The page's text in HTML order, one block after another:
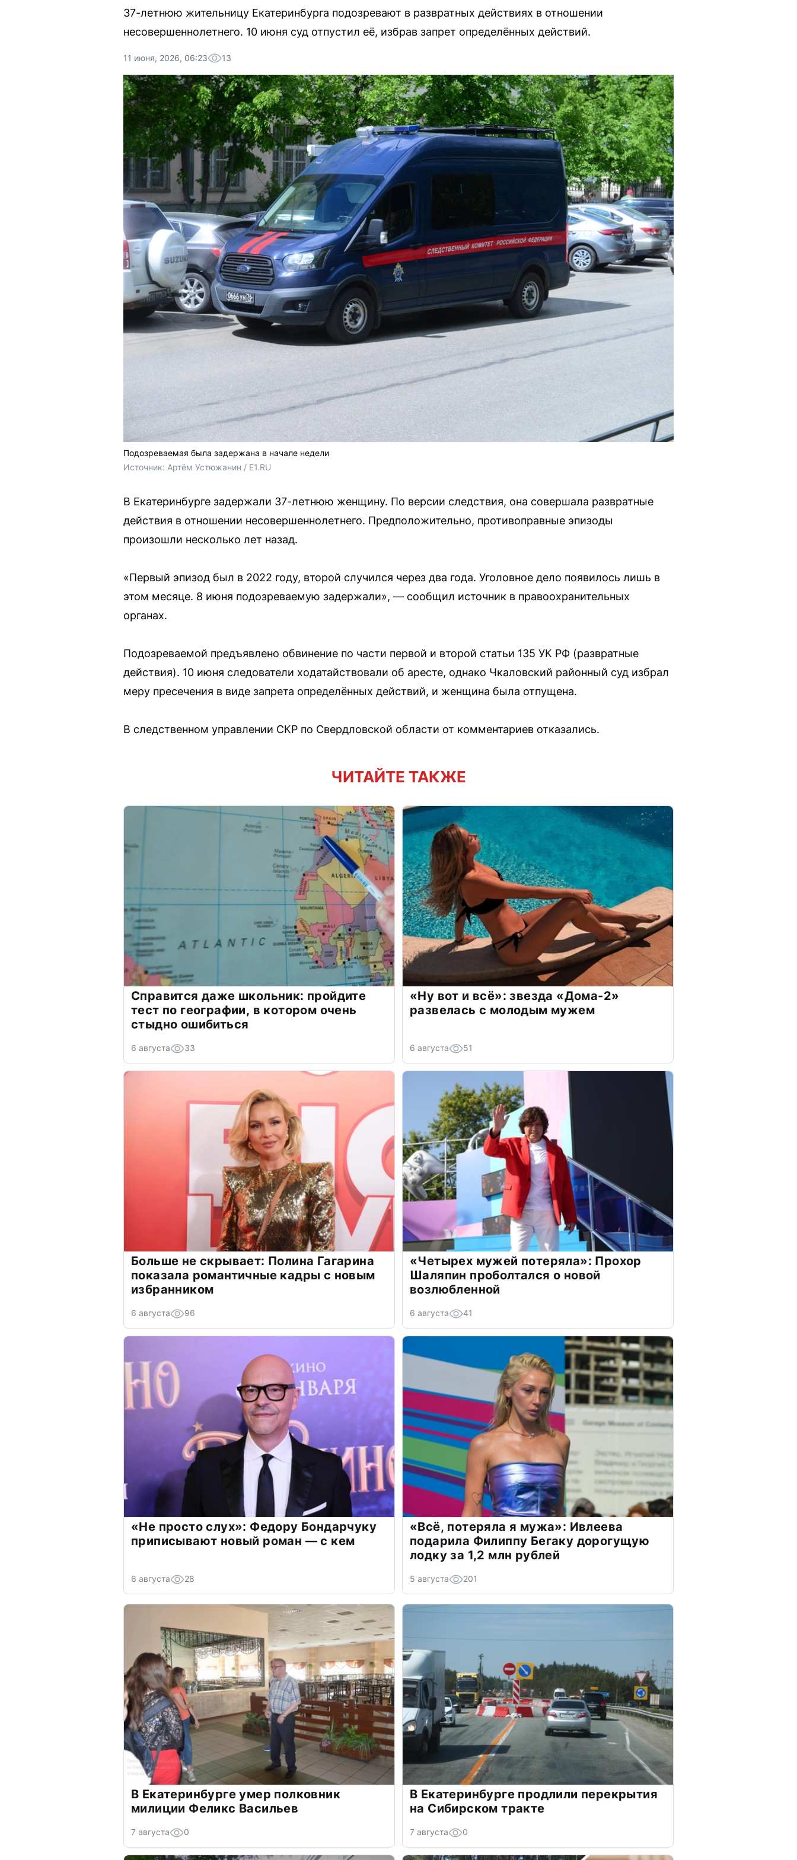
37-летнюю жительницу Екатеринбурга подозревают в развратных действиях в отношении
несовершеннолетнего. 10 июня суд отпустил её, избрав запрет определённых действий.
11 июня, 2026, 06:23 13
Подозреваемая была задержана в начале недели
Источник: Артём Устюжанин / E1.RU
В Екатеринбурге задержали 37-летнюю женщину. По версии следствия, она совершала развратные
действия в отношении несовершеннолетнего. Предположительно, противоправные эпизоды
произошли несколько лет назад.
«Первый эпизод был в 2022 году, второй случился через два года. Уголовное дело появилось лишь в
этом месяце. 8 июня подозреваемую задержали», — сообщил источник в правоохранительных
органах.
Подозреваемой предъявлено обвинение по части первой и второй статьи 135 УК РФ (развратные
действия). 10 июня следователи ходатайствовали об аресте, однако Чкаловский районный суд избрал
меру пресечения в виде запрета определённых действий, и женщина была отпущена.
В следственном управлении СКР по Свердловской области от комментариев отказались.
ЧИТАЙТЕ ТАКЖЕ
Справится даже школьник: пройдите
тест по географии, в котором очень
стыдно ошибиться
6 августа 33
«Ну вот и всё»: звезда «Дома-2»
развелась с молодым мужем
6 августа 51
Больше не скрывает: Полина Гагарина
показала романтичные кадры с новым
избранником
6 августа 96
«Четырех мужей потеряла»: Прохор
Шаляпин проболтался о новой
возлюбленной
6 августа 41
«Не просто слух»: Федору Бондарчуку
приписывают новый роман — с кем
6 августа 28
«Всё, потеряла я мужа»: Ивлеева
подарила Филиппу Бегаку дорогущую
лодку за 1,2 млн рублей
5 августа 201
В Екатеринбурге умер полковник
милиции Феликс Васильев
7 августа 0
В Екатеринбурге продлили перекрытия
на Сибирском тракте
7 августа 0